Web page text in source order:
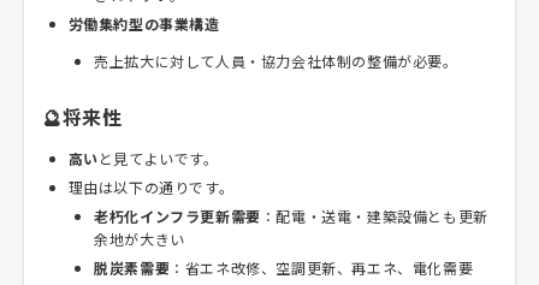
労働集約型の事業構造
売上拡大に対して人員・協力会社体制の整備が必要。
🔮将来性
高いと見てよいです。
理由は以下の通りです。
老朽化インフラ更新需要 ：配電・送電・建築設備とも更新
余地が大きい
脱炭素需要 ：省エネ改修、空調更新、再エネ、電化需要